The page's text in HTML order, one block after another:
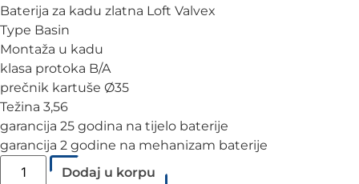
Baterija za kadu zlatna Loft Valvex
Type Basin
Montaža u kadu
klasa protoka B/A
prečnik kartuše Ø35
Težina 3,56
garancija 25 godina na tijelo baterije
garancija 2 godine na mehanizam baterije
Dodaj u korpu